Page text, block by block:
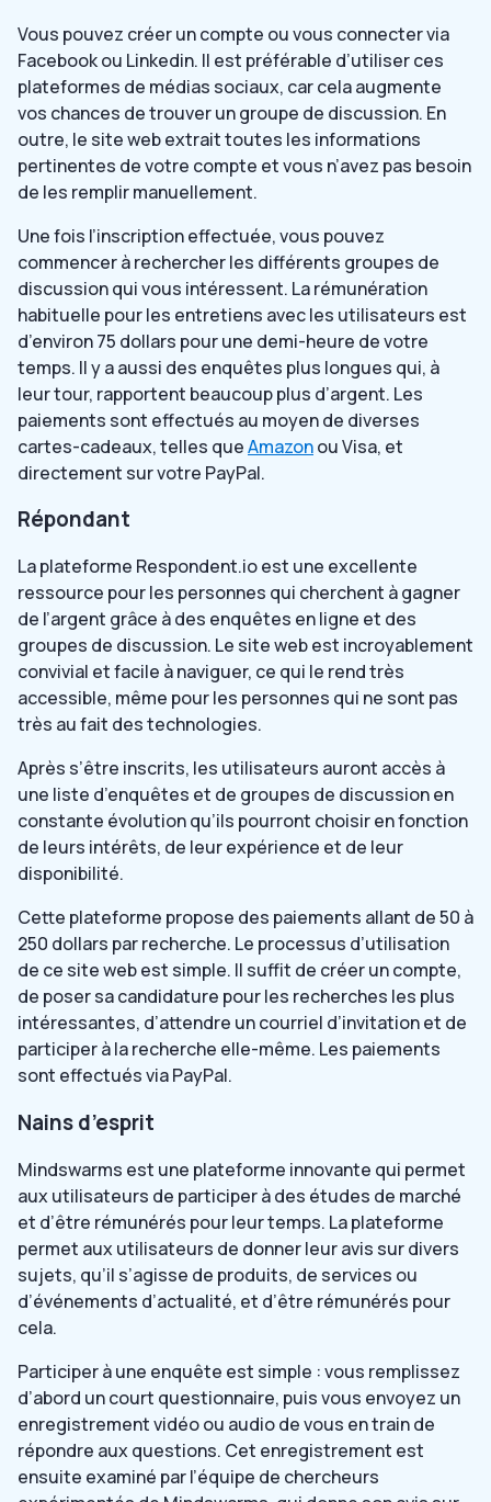
Vous pouvez créer un compte ou vous connecter via
Facebook ou Linkedin. Il est préférable d’utiliser ces
plateformes de médias sociaux, car cela augmente
vos chances de trouver un groupe de discussion. En
outre, le site web extrait toutes les informations
pertinentes de votre compte et vous n’avez pas besoin
de les remplir manuellement.
Une fois l’inscription effectuée, vous pouvez
commencer à rechercher les différents groupes de
discussion qui vous intéressent. La rémunération
habituelle pour les entretiens avec les utilisateurs est
d’environ 75 dollars pour une demi-heure de votre
temps. Il y a aussi des enquêtes plus longues qui, à
leur tour, rapportent beaucoup plus d’argent. Les
paiements sont effectués au moyen de diverses
cartes-cadeaux, telles queAmazonou Visa, et
directement sur votre PayPal.
Répondant
La plateforme Respondent.io est une excellente
ressource pour les personnes qui cherchent à gagner
de l’argent grâce à des enquêtes en ligne et des
groupes de discussion. Le site web est incroyablement
convivial et facile à naviguer, ce qui le rend très
accessible, même pour les personnes qui ne sont pas
très au fait des technologies.
Après s’être inscrits, les utilisateurs auront accès à
une liste d’enquêtes et de groupes de discussion en
constante évolution qu’ils pourront choisir en fonction
de leurs intérêts, de leur expérience et de leur
disponibilité.
Cette plateforme propose des paiements allant de 50 à
250 dollars par recherche. Le processus d’utilisation
de ce site web est simple. Il suffit de créer un compte,
de poser sa candidature pour les recherches les plus
intéressantes, d’attendre un courriel d’invitation et de
participer à la recherche elle-même. Les paiements
sont effectués via PayPal.
Nains d’esprit
Mindswarms est une plateforme innovante qui permet
aux utilisateurs de participer à des études de marché
et d’être rémunérés pour leur temps. La plateforme
permet aux utilisateurs de donner leur avis sur divers
sujets, qu’il s’agisse de produits, de services ou
d’événements d’actualité, et d’être rémunérés pour
cela.
Participer à une enquête est simple : vous remplissez
d’abord un court questionnaire, puis vous envoyez un
enregistrement vidéo ou audio de vous en train de
répondre aux questions. Cet enregistrement est
ensuite examiné par l’équipe de chercheurs